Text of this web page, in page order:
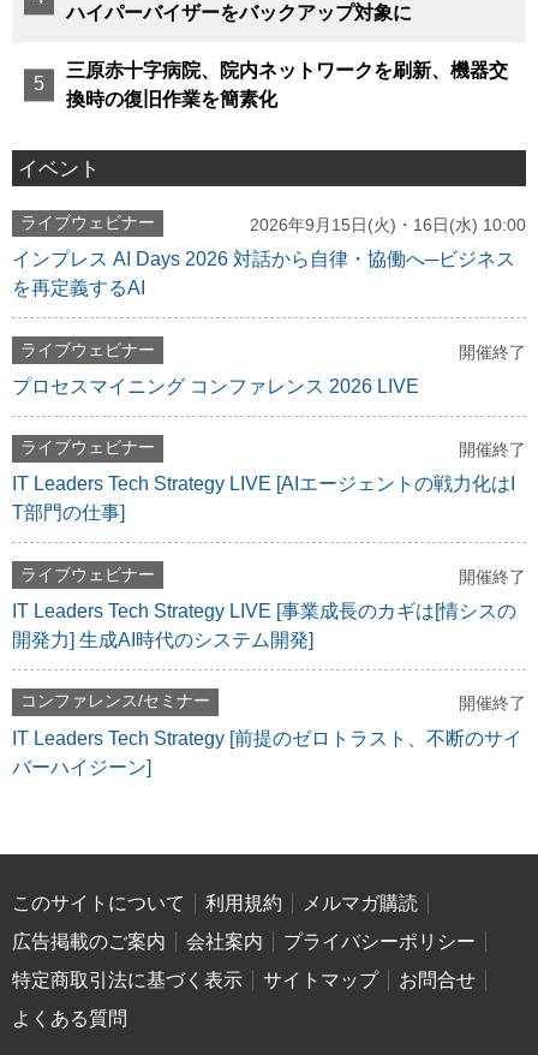
ハイパーバイザーをバックアップ対象に
三原赤十字病院、院内ネットワークを刷新、機器交
換時の復旧作業を簡素化
イベント
ライブウェビナー 2026年9月15日(火)・16日(水) 10:00
インプレス AI Days 2026 対話から自律・協働へ─ビジネス
を再定義するAI
ライブウェビナー 開催終了
プロセスマイニング コンファレンス 2026 LIVE
ライブウェビナー 開催終了
IT Leaders Tech Strategy LIVE [AIエージェントの戦力化はI
T部門の仕事]
ライブウェビナー 開催終了
IT Leaders Tech Strategy LIVE [事業成長のカギは[情シスの
開発力] 生成AI時代のシステム開発]
コンファレンス/セミナー 開催終了
IT Leaders Tech Strategy [前提のゼロトラスト、不断のサイ
バーハイジーン]
このサイトについて 利用規約
メルマガ購読
広告掲載のご案内
会社案内
プライバシーポリシー
特定商取引法に基づく表示
サイトマップ
お問合せ
よくある質問